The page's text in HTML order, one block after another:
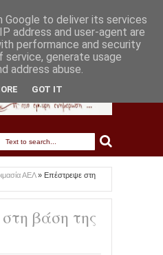
ΑΕΛ» Επέστρεψε στη
βάση της
Google to deliver its services
address and user-agent are
performance and security
generate usage
address abuse.
GOT IT